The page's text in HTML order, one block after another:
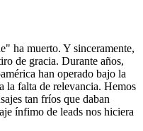
ha muerto. Y sinceramente,
de gracia. Durante años,
han operado bajo la
la falta de relevancia. Hemos
tan fríos que daban
ínfimo de leads nos hiciera